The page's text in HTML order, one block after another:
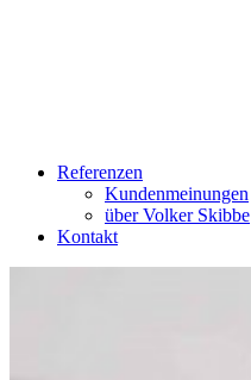
Referenzen
Kundenmeinungen
über Volker Skibbe
Kontakt